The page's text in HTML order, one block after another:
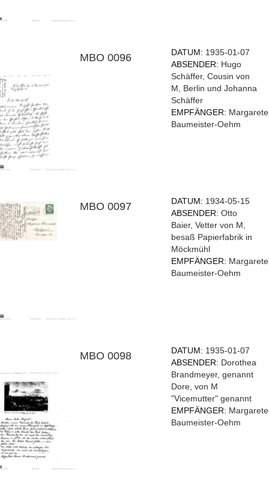
MBO 0096 DATUM: 1935-01-07
ABSENDER: Hugo
Schäffer, Cousin von
M, Berlin und Johanna
Schäffer
EMPFÄNGER: Margarete
Baumeister-Oehm
MBO 0097 DATUM: 1934-05-15
ABSENDER:Otto
Baier, Vetter von M,
besaß Papierfabrik in
Möckmühl
EMPFÄNGER: Margarete
Baumeister-Oehm
MBO 0098 DATUM: 1935-01-07
ABSENDER: Dorothea
Brandmeyer, genannt
Dore, von M
"Vicemutter" genannt
EMPFÄNGER: Margarete
Baumeister-Oehm